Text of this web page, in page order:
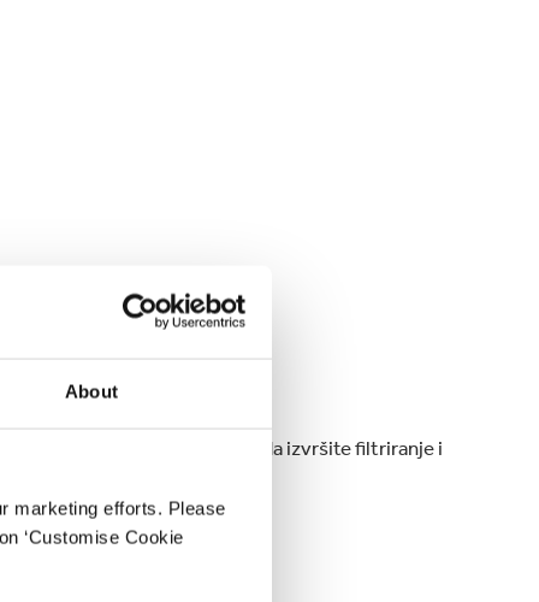
About
marketing efforts. Please
‘Customise Cookie
na Smurfit Kappa. Možete da izvršite filtriranje i